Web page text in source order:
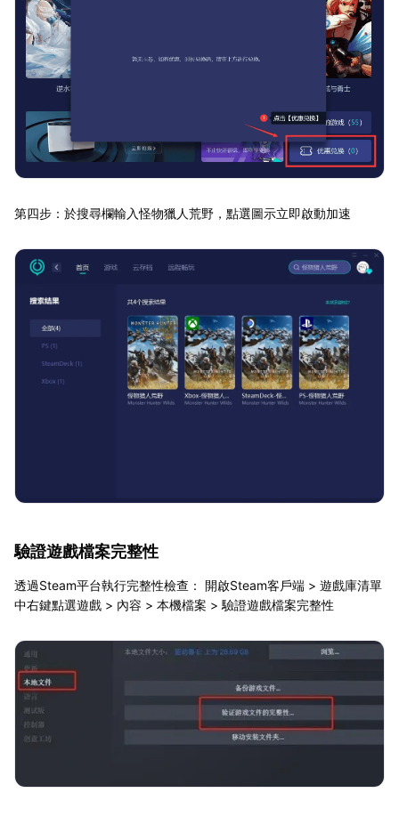
第四步：於搜尋欄輸入怪物獵人荒野，點選圖示立即啟動加速
驗證遊戲檔案完整性
透過Steam平台執行完整性檢查： 開啟Steam客戶端 > 遊戲庫清單
中右鍵點選遊戲 > 內容 > 本機檔案 > 驗證遊戲檔案完整性